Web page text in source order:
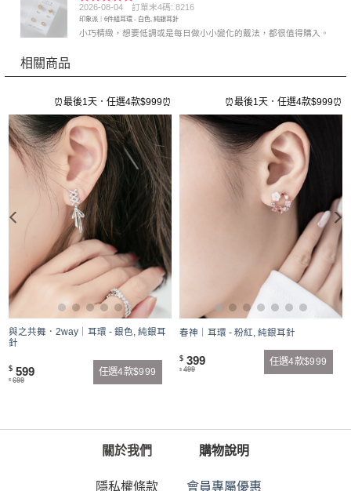
評分5 滿
分 5
2026-08-04 訂單末4碼: 8216
印象派｜6件組耳環 - 白色, 純銀耳針
小巧精緻，想要低調或是每日做小小變化的戴法，都很值得購入。
相關商品
⏰最後1天．任選4款$999⏰
與之共舞．2way｜耳環 - 銀色, 純銀耳
針
$ 599
$ 699
任選4款$999
⏰最後1天．任選4款$999⏰
春神｜耳環 - 粉紅, 純銀耳針
$ 399
$ 499
任選4款$999
關於我們
隱私權條款
購物說明
會員專屬優惠